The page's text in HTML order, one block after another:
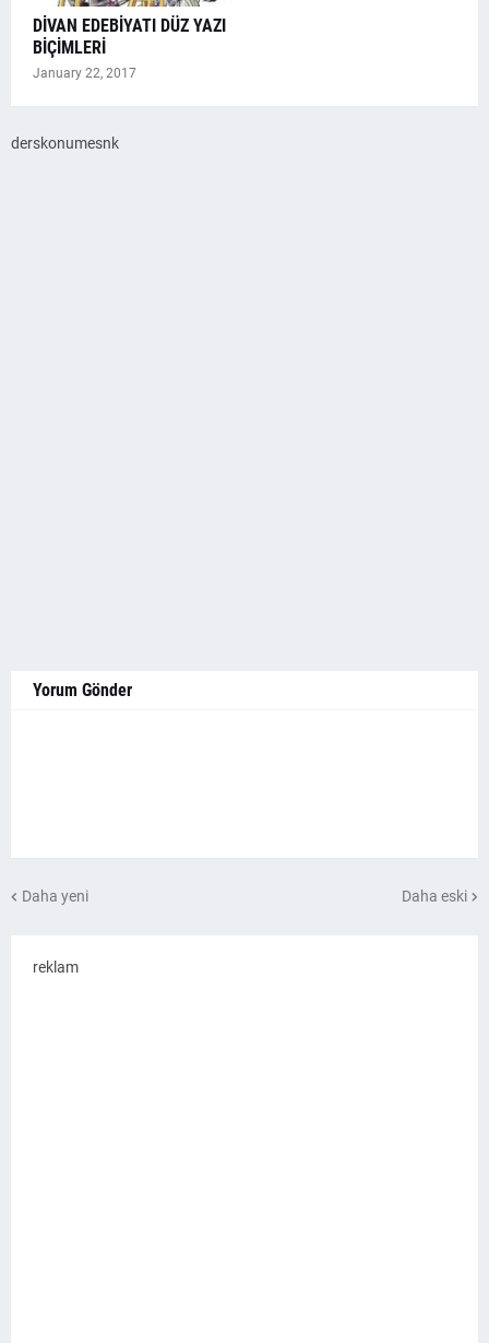
DİVAN EDEBİYATI DÜZ YAZI
BİÇİMLERİ
January 22, 2017
derskonumesnk
Yorum Gönder
Daha yeni Daha eski
reklam